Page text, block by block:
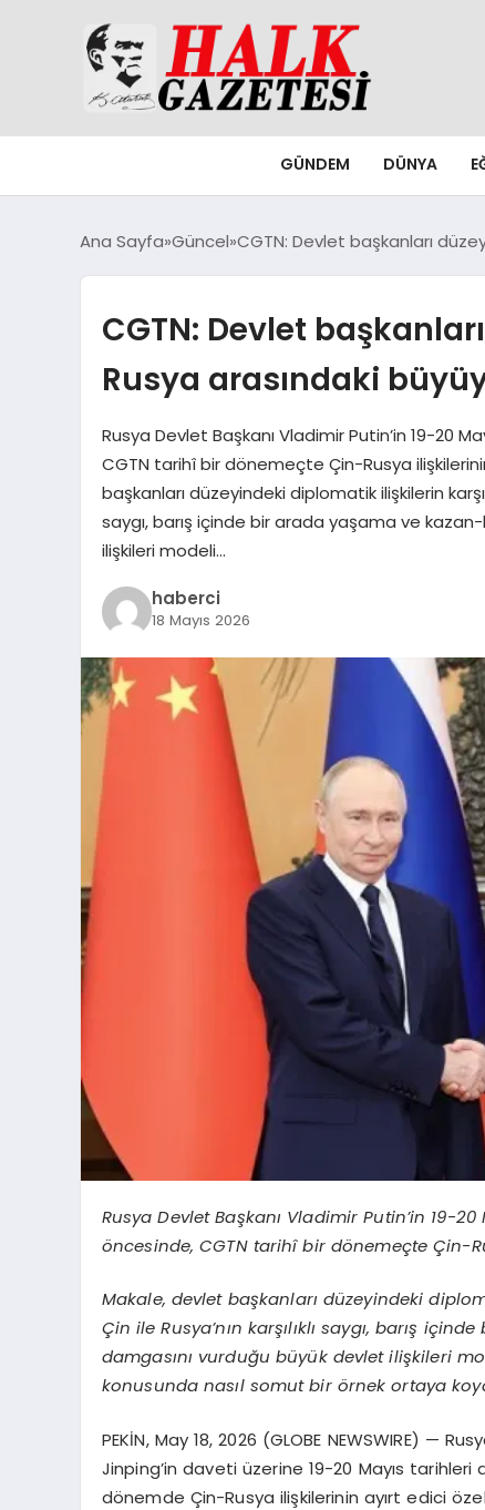
GÜNDEM DÜNYA
Ana Sayfa Güncel CGTN: Devlet başkanları
CGTN: Devlet
Rusya arasındaki
Rusya Devlet Başkanı Vladimir Putin’in 19-20
CGTN tarihî bir dönemeçte Çin-Rusya
başkanları düzeyindeki diplomatik ilişkilerin
saygı, barış içinde bir arada yaşama ve
ilişkileri modeli…
haberci
18 Mayıs 2026
Rusya Devlet Başkanı Vladimir Putin’in 19-
öncesinde, CGTN tarihî bir dönemeçte Çin-
Makale, devlet başkanları düzeyindeki
Çin ile Rusya’nın karşılıklı saygı, barış
damgasını vurduğu büyük devlet ilişkileri
konusunda nasıl somut bir örnek ortaya
PEKİN, May 18, 2026 (GLOBE NEWSWIRE) —
Jinping’in daveti üzerine 19-20 Mayıs
dönemde Çin-Rusya ilişkilerinin ayırt edici